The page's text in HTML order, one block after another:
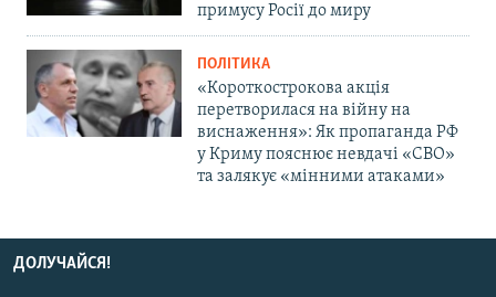
примусу Росії до миру
ПОЛІТИКА
«Короткострокова акція
перетворилася на війну на
виснаження»: Як пропаганда РФ
у Криму пояснює невдачі «СВО»
та залякує «мінними атаками»
ДОЛУЧАЙСЯ!